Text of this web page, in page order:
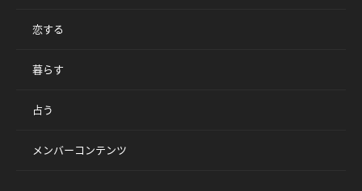
恋する
暮らす
占う
メンバーコンテンツ